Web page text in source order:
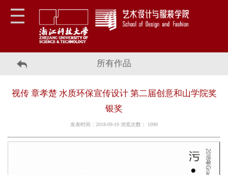
所有作品
视传 章孝楚 水质环保宣传设计 第二届创意和山学院奖
银奖
发表时间：2018-09-19 浏览次数： 1090